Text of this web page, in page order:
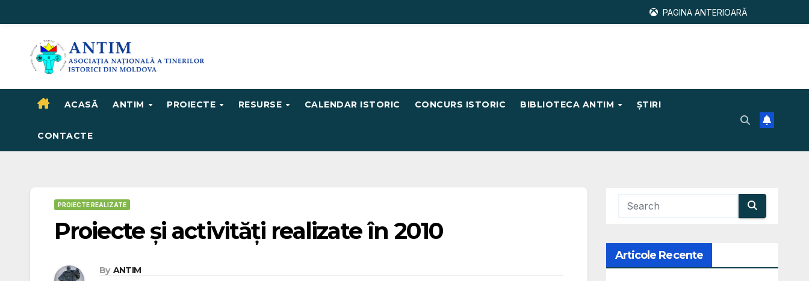
PAGINA ANTERIOARĂ
content
ACASĂ ANTIM PROIECTE RESURSE CALENDAR ISTORIC CONCURS ISTORIC BIBLIOTECA ANTIM ŞTIRI
CONTACTE
PROIECTE REALIZATE
Proiecte şi activităţi realizate în 2010
By ANTIM
Articole Recente